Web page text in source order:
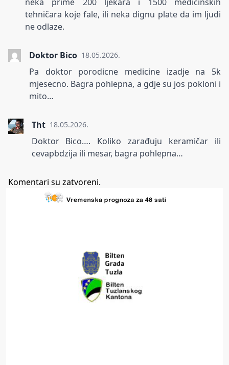
neka prime 200 ljekara i 1500 medicinskih
tehničara koje fale, ili neka dignu plate da im ljudi
ne odlaze.
Doktor Bico 18.05.2026.
Pa doktor porodicne medicine izadje na 5k
mjesecno. Bagra pohlepna, a gdje su jos pokloni i
mito…
Tht 18.05.2026.
Doktor Bico…. Koliko zarađuju keramičar ili
cevapbdzija ili mesar, bagra pohlepna…
Komentari su zatvoreni.